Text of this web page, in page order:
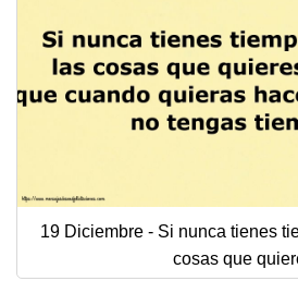
19 Diciembre - Si nunca tienes
cosas que